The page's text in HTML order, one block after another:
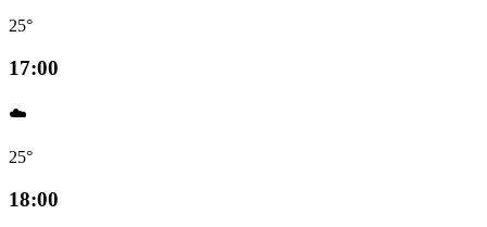
25°
17:00
☁️
25°
18:00